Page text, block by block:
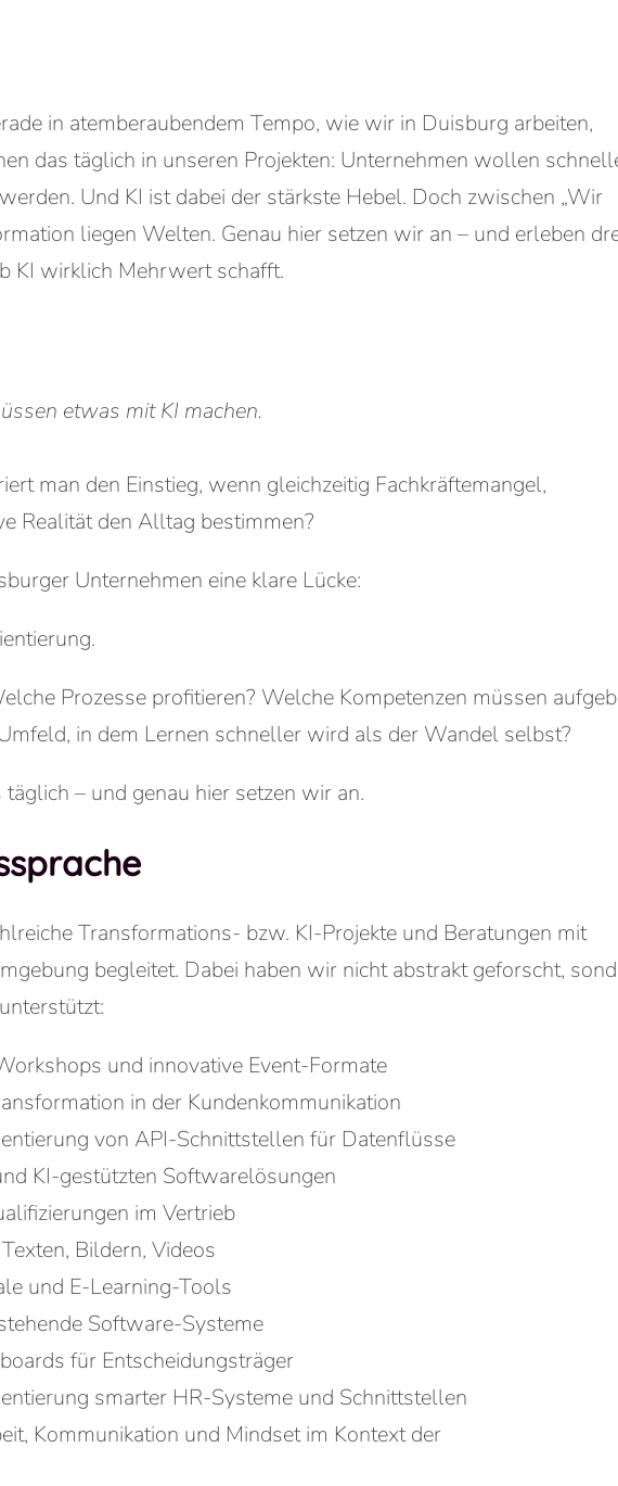
in atemberaubendem Tempo, wie wir in Duisburg arbeiten,
das täglich in unseren Projekten: Unternehmen wollen
Und KI ist dabei der stärkste Hebel. Doch zwischen „Wir
liegen Welten. Genau hier setzen wir an – und erleben
KI wirklich Mehrwert schafft.
etwas mit KI machen.
man den Einstieg, wenn gleichzeitig Fachkräftemangel,
Realität den Alltag bestimmen?
Unternehmen eine klare Lücke:
Prozesse profitieren? Welche Kompetenzen müssen
in dem Lernen schneller wird als der Wandel selbst?
– und genau hier setzen wir an.
Transformations- bzw. KI-Projekte und Beratungen mit
begleitet. Dabei haben wir nicht abstrakt geforscht,
und innovative Event-Formate
in der Kundenkommunikation
von API-Schnittstellen für Datenflüsse
KI-gestützten Softwarelösungen
im Vertrieb
Bildern, Videos
und E-Learning-Tools
Software-Systeme
für Entscheidungsträger
smarter HR-Systeme und Schnittstellen
Kommunikation und Mindset im Kontext der